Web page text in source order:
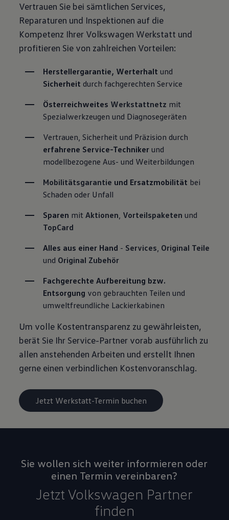
Vertrauen Sie bei sämtlichen Services,
Reparaturen und Inspektionen auf die
Kompetenz Ihrer Volkswagen Werkstatt und
profitieren Sie von zahlreichen Vorteilen:
Herstellergarantie, Werterhalt
Sicherheit durch fachgerechten Service
Österreichweites Werkstattnetz mit
Spezialwerkzeugen und Diagnosegeräten
erfahrene Service-Techniker und
modellbezogene Aus- und Weiterbildungen
Mobilitätsgarantie und Ersatzmobilität bei
Schaden oder Unfall
Sparen mit Aktionen, Vorteilspaketen
TopCard
Alles aus einer Hand - Services, Original Teile
und Original Zubehör
Fachgerechte Aufbereitung bzw.
Entsorgung von gebrauchten Teilen und
umweltfreundliche Lackierkabinen
Um volle Kostentransparenz zu gewährleisten,
berät Sie Ihr Service-Partner vorab ausführlich zu
allen anstehenden Arbeiten und erstellt Ihnen
gerne einen verbindlichen Kostenvoranschlag.
Jetzt Werkstatt-Termin buchen
Sie wollen sich weiter informieren oder
einen Termin vereinbaren?
Jetzt Volkswagen Partner
finden